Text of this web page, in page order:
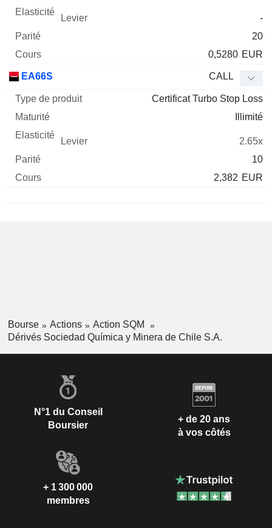
-
20
0,5280 EUR
EA66S CALL
Certificat Turbo Stop Loss
Illimité
2.65x
10
2,382 EUR
Bourse Actions
Action SQM
Dérivés Sociedad Química y Minera de Chile S.A.
N°1 du Conseil
Boursier
+ de 20 ans
à vos côtés
+ 1 300 000
membres